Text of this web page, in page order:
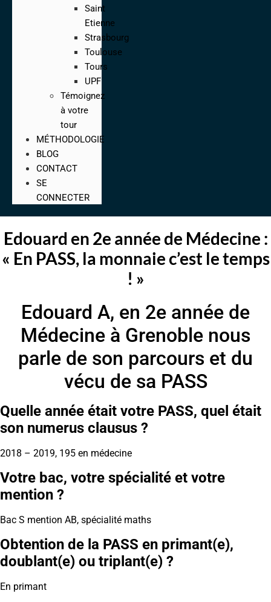
Saint
Etienne
Strasbourg
Toulouse
Tours
UPF
Témoignez
à votre
tour
MÉTHODOLOGIE
BLOG
CONTACT
SE
CONNECTER
Edouard en 2e année de Médecine :
« En PASS, la monnaie c’est le temps
! »
Edouard A, en 2e année de
Médecine à Grenoble nous
parle de son parcours et du
vécu de sa PASS
Quelle année était votre PASS, quel était
son numerus clausus ?
2018 – 2019, 195 en médecine
Votre bac, votre spécialité et votre
mention ?
Bac S mention AB, spécialité maths
Obtention de la PASS en primant(e),
doublant(e) ou triplant(e) ?
En primant